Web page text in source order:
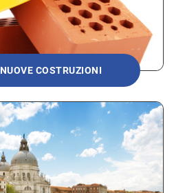
NUOVE COSTRUZIONI